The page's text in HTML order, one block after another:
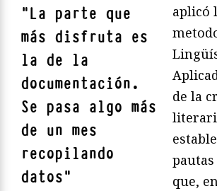
"La parte que
más disfruta es
la de la
documentación.
Se pasa algo más
de un mes
recopilando
datos"
aplicó
de la
que,